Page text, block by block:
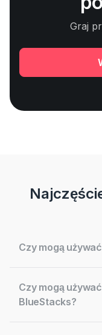
Graj
Czy mogą
Czy mogą
BlueStacks?